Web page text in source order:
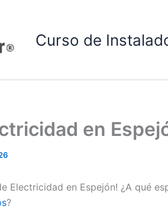
Curso de
en
Electricidad en Espejón! ¿A qué
?